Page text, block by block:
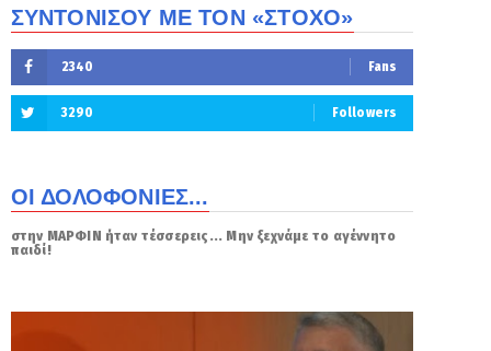
ΣΥΝΤΟΝΙΣΟΥ ΜΕ ΤΟΝ «ΣΤΟΧΟ»
2340 Fans
3290 Followers
ΟΙ ΔΟΛΟΦΟΝΙΕΣ...
στην ΜΑΡΦΙΝ ήταν τέσσερεις... Μην ξεχνάμε το αγέννητο
παιδί!